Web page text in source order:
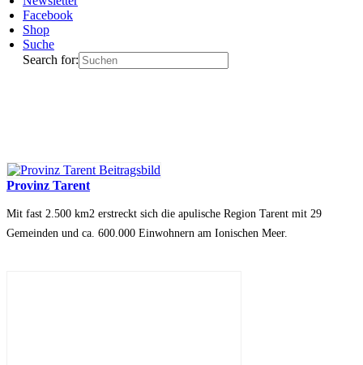
Facebook
Shop
Suche
Search for:
Provinz Tarent
Mit fast 2.500 km2 erstreckt sich die apulische Region Tarent mit 29
Gemeinden und ca. 600.000 Einwohnern am Ionischen Meer.